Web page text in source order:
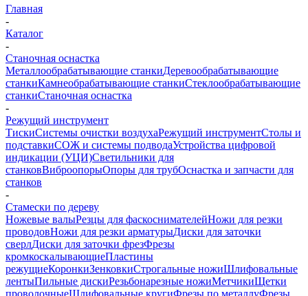
Главная
-
Каталог
-
Станочная оснастка
Металлообрабатывающие станкиДеревообрабатывающие
станкиКамнеобрабатывающие станкиСтеклообрабатывающие
станкиСтаночная оснастка
-
Режущий инструмент
ТискиСистемы очистки воздухаРежущий инструментСтолы и
подставкиСОЖ и системы подводаУстройства цифровой
индикации (УЦИ)Светильники для
станковВиброопорыОпоры для трубОснастка и запчасти для
станков
-
Стамески по дереву
Ножевые валыРезцы для фаскоснимателейНожи для резки
проводовНожи для резки арматурыДиски для заточки
сверлДиски для заточки фрезФрезы
кромкоскалывающиеПластины
режущиеКоронкиЗенковкиСтрогальные ножиШлифовальные
лентыПильные дискиРезьбонарезные ножиМетчикиЩетки
проволочныеШлифовальные кругиФрезы по металлуФрезы